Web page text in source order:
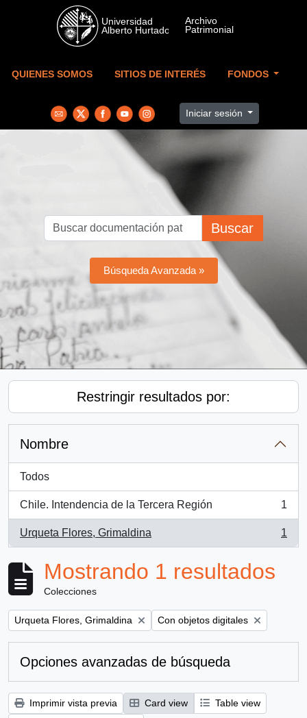
Skip to main content
QUIENES SOMOS SITIOS DE INTERÉS FONDOS
Iniciar sesión
Buscar
Búsqueda Avanzada »
Restringir resultados por:
Nombre
Todos
Chile. Intendencia de la Tercera Región
, 1 resultados
1
Urqueta Flores, Grimaldina
, 1 resultados
1
Mostrando 1 resultados
Colecciones
Remove filter:
Urqueta Flores, Grimaldina Remove filter:
Con objetos digitales
Opciones avanzadas de búsqueda
Imprimir vista previa Card view
Table view